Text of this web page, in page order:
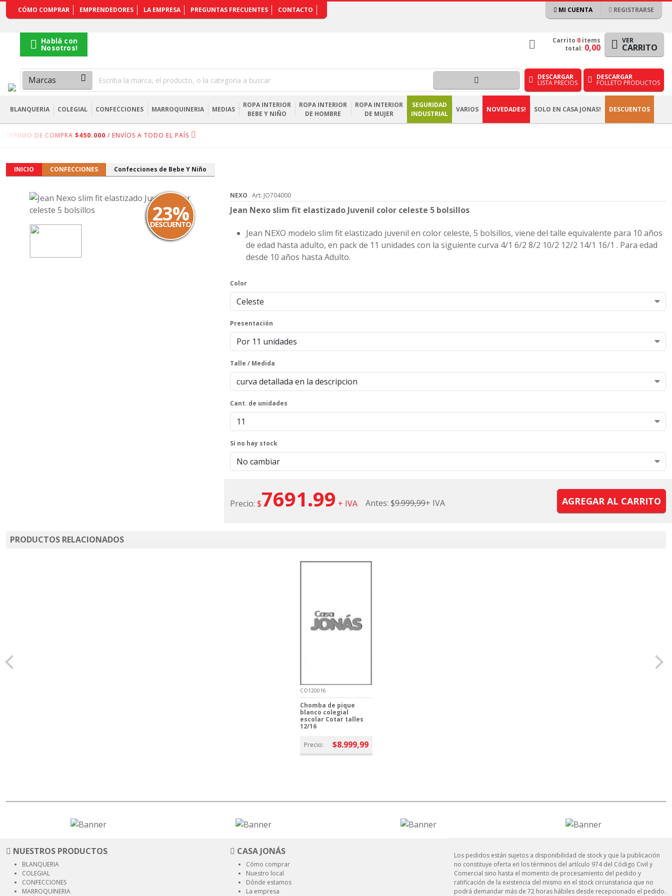
CÓMO COMPRAR EMPRENDEDORES LA EMPRESA PREGUNTAS FRECUENTES CONTACTO MI CUENTA REGISTRARSE
BLANQUERIA COLEGIAL CONFECCIONES MARROQUINERIA MEDIAS
ROPA INTERIOR
BEBE Y NIÑO
ROPA INTERIOR
DE HOMBRE
ROPA INTERIOR
DE MUJER
SEGURIDAD
INDUSTRIAL
VARIOS NOVEDADES! SOLO EN CASA JONAS! DESCUENTOS
REGISTRARSE
Hablá con
Nosotros!
Carrito 0 items
total: 0,00
VER
CARRITO
DESCARGAR
LISTA PRECIOS
DESCARGAR
FOLLETO PRODUCTOS
MINIMO DE COMPRA $450.000 / ENVÍOS A TODO EL PAÍS
INICIO CONFECCIONES Confecciones de Bebe Y Niño
23%
DESCUENTO
NEXO . Art: JO704000
Jean Nexo slim fit elastizado Juvenil color celeste 5 bolsillos
Jean NEXO modelo slim fit elastizado juvenil en color celeste, 5 bolsillos, viene del talle equivalente para 10 años
de edad hasta adulto, en pack de 11 unidades con la siguiente curva 4/1 6/2 8/2 10/2 12/2 14/1 16/1 . Para edad
desde 10 años hasta Adulto.
Color
Presentación
Talle / Medida
Cant. de unidades
Si no hay stock
Precio: $7691.99 + IVA Antes: $9.999,99+ IVA AGREGAR AL CARRITO
PRODUCTOS RELACIONADOS
CO120016
Chomba de pique
blanco colegial
escolar Cotar talles
12/16
Precio: $8.999,99
NUESTROS PRODUCTOS
BLANQUERIA
COLEGIAL
CONFECCIONES
MARROQUINERIA
CASA JONÁS
Cómo comprar
Nuestro local
Dónde estamos
La empresa
Los pedidos están sujetos a disponibilidad de stock y que la publicación
no constituye oferta en los términos del artículo 974 del Código Civil y
Comercial sino hasta el momento de procesamiento del pedido y
ratificación de la existencia del mismo en el stock circunstancia que no
podrá demandar más de 72 horas hábiles desde recepcionado el pedido.